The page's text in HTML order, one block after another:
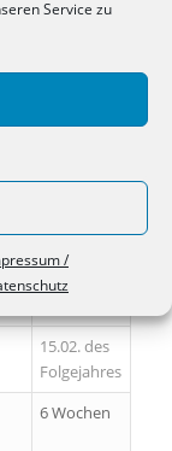
Service zu
/
FRIST
15.02. des
Folgejahres
6 Wochen